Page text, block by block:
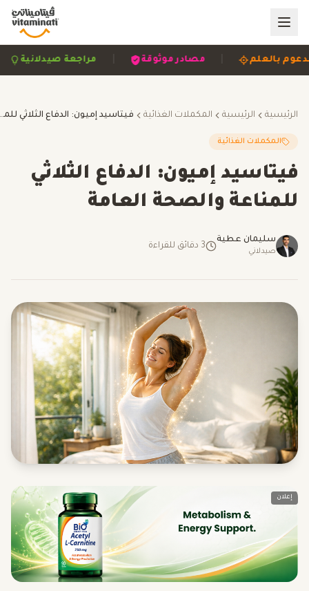
مراجعة صيدلانية | مصادر موثوقة | مدعوم بالعلم
الرئيسية الرئيسية المكملات الغذائية فيتاسيد إميون: الدفاع
المكملات الغذائية
فيتاسيد إميون: الدفاع الثلاثي
للمناعة والصحة العامة
سليمان عطية
صيدلاني
3 دقائق للقراءة
إعلان